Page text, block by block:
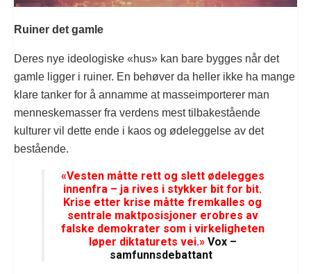
Ruiner det gamle
Deres nye ideologiske «hus» kan bare bygges når det
gamle ligger i ruiner. En behøver da heller ikke ha mange
klare tanker for å annamme at masseimporterer man
menneskemasser fra verdens mest tilbakestående
kulturer vil dette ende i kaos og ødeleggelse av det
bestående.
«Vesten måtte rett og slett ødelegges
innenfra – ja rives i stykker bit for bit.
Krise etter krise måtte fremkalles og
sentrale maktposisjoner erobres av
falske demokrater som i virkeligheten
løper diktaturets vei.»Vox –
samfunnsdebattant